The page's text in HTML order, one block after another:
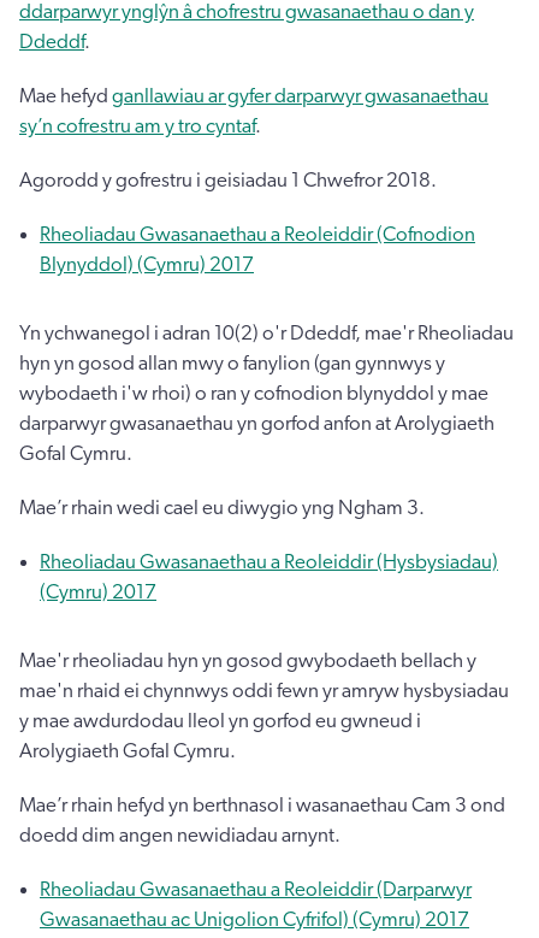
ddarparwyr ynglŷn â chofrestru gwasanaethau o dan y
Ddeddf.
Mae hefyd ganllawiau ar gyfer darparwyr gwasanaethau
sy’n cofrestru am y tro cyntaf.
Agorodd y gofrestru i geisiadau 1 Chwefror 2018.
Rheoliadau Gwasanaethau a Reoleiddir (Cofnodion
Blynyddol) (Cymru) 2017
Yn ychwanegol i adran 10(2) o'r Ddeddf, mae'r Rheoliadau
hyn yn gosod allan mwy o fanylion (gan gynnwys y
wybodaeth i'w rhoi) o ran y cofnodion blynyddol y mae
darparwyr gwasanaethau yn gorfod anfon at Arolygiaeth
Gofal Cymru.
Mae’r rhain wedi cael eu diwygio yng Ngham 3.
Rheoliadau Gwasanaethau a Reoleiddir (Hysbysiadau)
(Cymru) 2017
Mae'r rheoliadau hyn yn gosod gwybodaeth bellach y
mae'n rhaid ei chynnwys oddi fewn yr amryw hysbysiadau
y mae awdurdodau lleol yn gorfod eu gwneud i
Arolygiaeth Gofal Cymru.
Mae’r rhain hefyd yn berthnasol i wasanaethau Cam 3 ond
doedd dim angen newidiadau arnynt.
Rheoliadau Gwasanaethau a Reoleiddir (Darparwyr
Gwasanaethau ac Unigolion Cyfrifol) (Cymru) 2017